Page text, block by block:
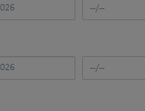
--/--
--/--